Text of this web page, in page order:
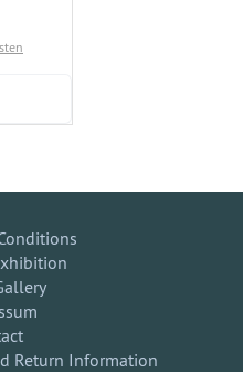
Return Information